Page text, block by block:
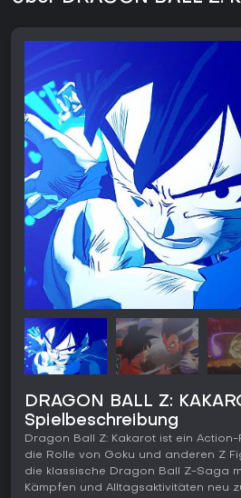
DRAGON BALL Z:
Spielbeschreibung
Dragon Ball Z: Kakarot ist ein Action-
die Rolle von Goku und anderen Z
die klassische Dragon Ball Z-Saga
Kämpfen und Alltagsaktivitäten neu